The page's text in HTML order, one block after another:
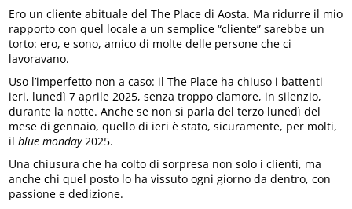
Ero un cliente abituale del The Place di Aosta. Ma ridurre il mio
rapporto con quel locale a un semplice “cliente” sarebbe un
torto: ero, e sono, amico di molte delle persone che ci
lavoravano.
Uso l’imperfetto non a caso: il The Place ha chiuso i battenti
ieri, lunedì 7 aprile 2025, senza troppo clamore, in silenzio,
durante la notte. Anche se non si parla del terzo lunedì del
mese di gennaio, quello di ieri è stato, sicuramente, per molti,
ilblue monday2025.
Una chiusura che ha colto di sorpresa non solo i clienti, ma
anche chi quel posto lo ha vissuto ogni giorno da dentro, con
passione e dedizione.